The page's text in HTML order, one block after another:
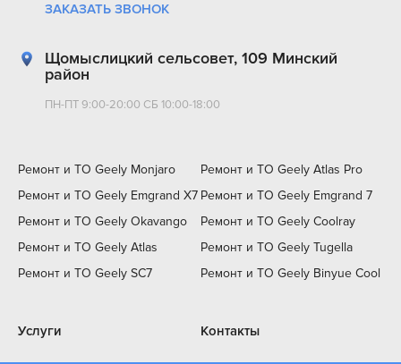
Ремонт и ТО Geely Monjaro
Ремонт и ТО Geely Atlas Pro
Ремонт и ТО Geely Emgrand X7 Ремонт и ТО Geely Emgrand 7
Ремонт и ТО Geely Okavango
Ремонт и ТО Geely Coolray
Ремонт и ТО Geely Atlas
Ремонт и ТО Geely Tugella
Ремонт и ТО Geely SC7
Ремонт и ТО Geely Binyue Cool
Услуги Контакты
ЗАКАЗАТЬ ЗВОНОК
Щомыслицкий сельсовет, 109 Минский
район
ПН-ПТ 9:00-20:00 СБ 10:00-18:00